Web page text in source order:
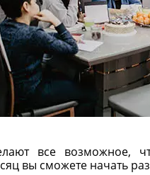
все возможное,
вы сможете начать